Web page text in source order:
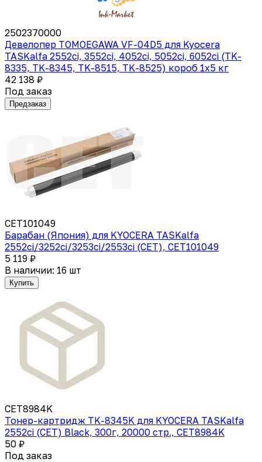
2502370000
Девелопер TOMOEGAWA VF-04D5 для Kyocera
TASKalfa 2552ci, 3552ci, 4052ci, 5052ci, 6052ci (TK-
8335, TK-8345, TK-8515, TK-8525) короб 1х5 кг
42 138 ₽
Под заказ
Предзаказ
CET101049
Барабан (Япония) для KYOCERA TASKalfa
2552ci/3252ci/3253ci/2553ci (CET), CET101049
5 119 ₽
В наличии: 16 шт
Купить
CET8984K
Тонер-картридж TK-8345K для KYOCERA TASKalfa
2552ci (CET) Black, 300г, 20000 стр., CET8984K
50 ₽
Под заказ